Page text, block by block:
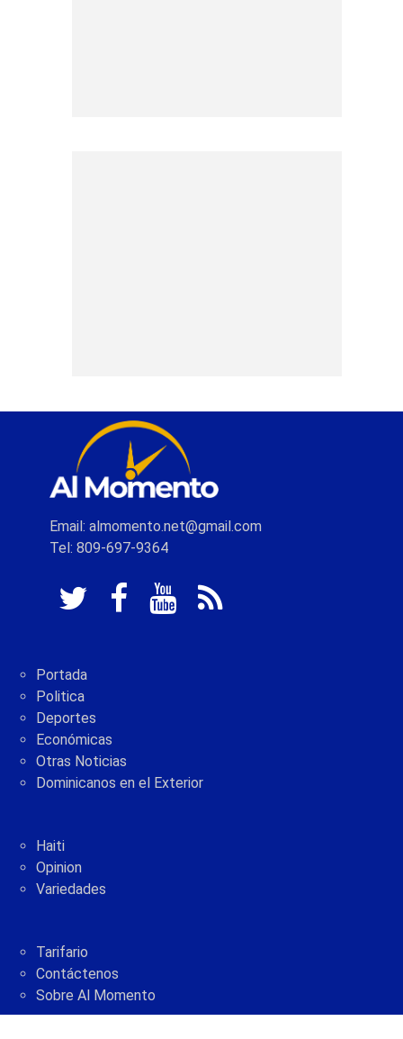
Email: almomento.net@gmail.com
Tel: 809-697-9364
Portada
Politica
Deportes
Económicas
Otras Noticias
Dominicanos en el Exterior
Haiti
Opinion
Variedades
Tarifario
Contáctenos
Sobre Al Momento